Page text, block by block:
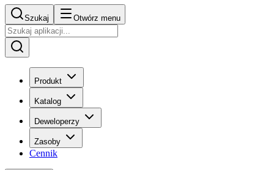
Szukaj Otwórz menu
Produkt
Katalog
Deweloperzy
Zasoby
Cennik